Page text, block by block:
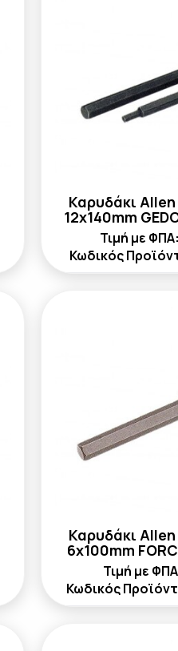
Καρυδάκι
12x140mm
Τιμή με ΦΠΑ:
Κωδικός
Καρυδάκι
6x100mm
Τιμή με
Κωδικός